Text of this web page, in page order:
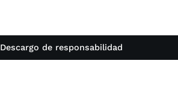
Descargo de responsabilidad